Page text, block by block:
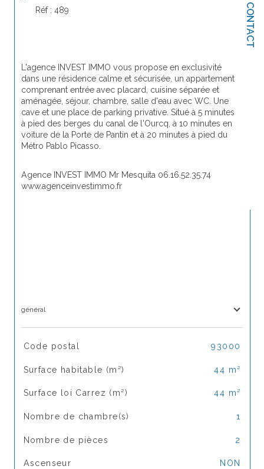
CONTACT
Réf : 489
L'agence INVEST IMMO vous propose en exclusivité
dans une résidence calme et sécurisée, un appartement
comprenant entrée avec placard, cuisine séparée et
aménagée, séjour, chambre, salle d'eau avec WC. Une
cave et une place de parking privative. Situé à 5 minutes
à pied des berges du canal de l'Ourcq, à 10 minutes en
voiture de la Porte de Pantin et à 20 minutes à pied du
Métro Pablo Picasso.
Agence INVEST IMMO Mr Mesquita 06.16.52.35.74
www.agenceinvestimmo.fr
général
TRAD_SIROCCO_Caracteristique
Code postal 93000
Surface habitable (m²) 44 m²
Surface loi Carrez (m²) 44 m²
Nombre de chambre(s) 1
Nombre de pièces 2
Ascenseur NON